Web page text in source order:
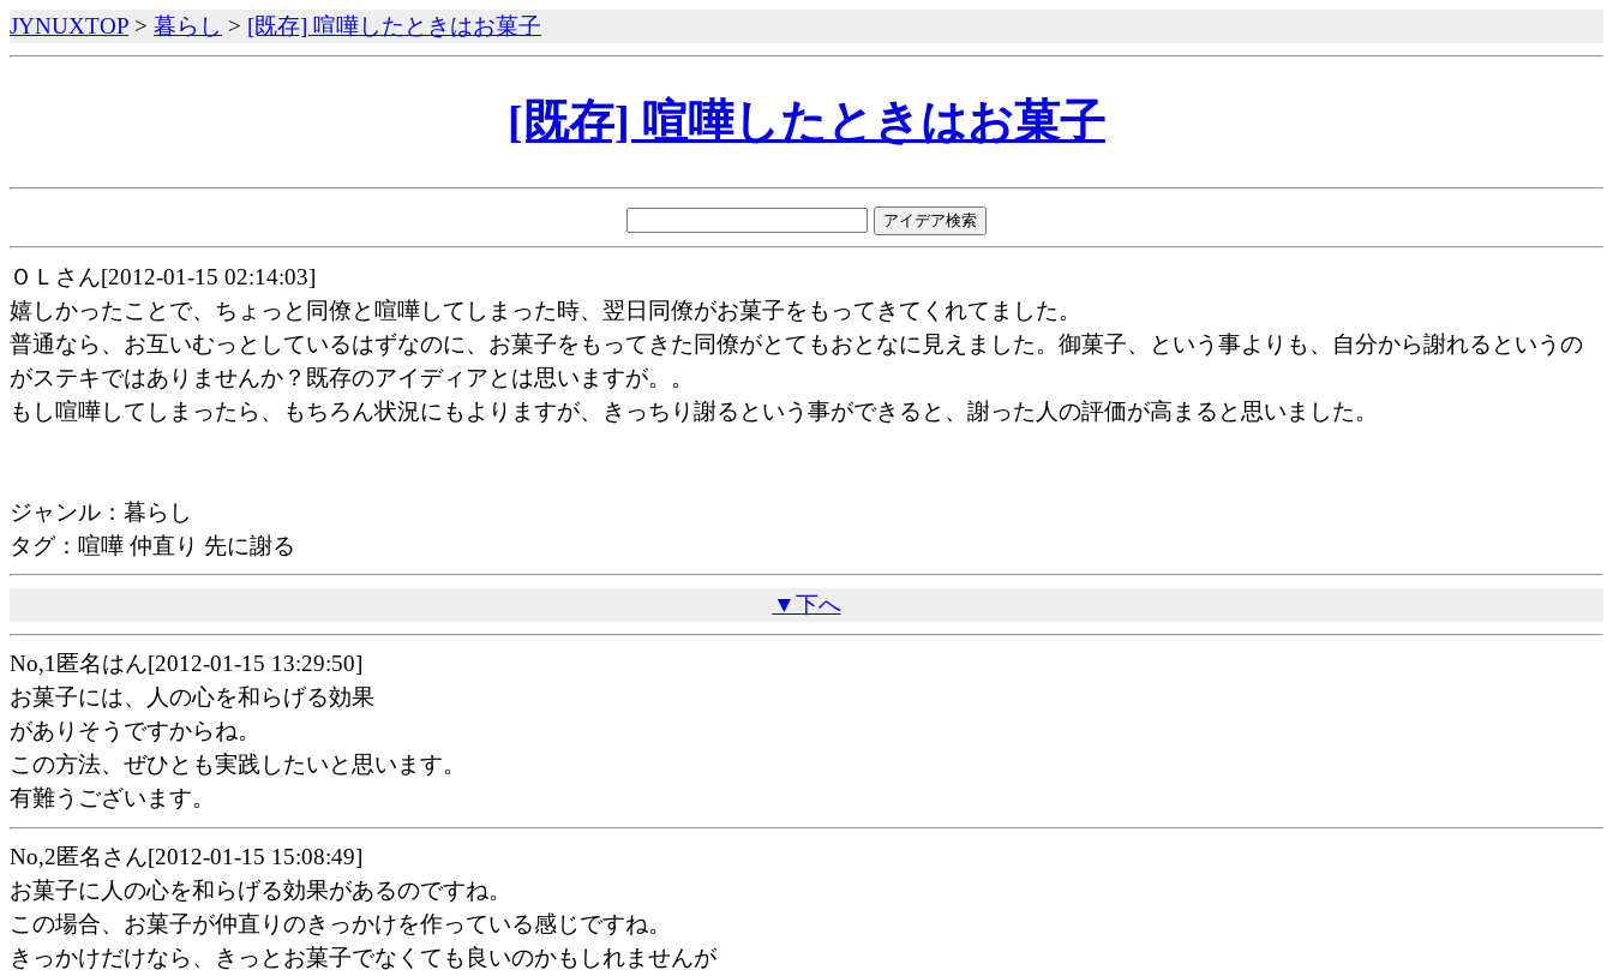
JYNUXTOP > 暮らし > [既存] 喧嘩したときはお菓子
[既存] 喧嘩したときはお菓子
ＯＬさん[2012-01-15 02:14:03]
嬉しかったことで、ちょっと同僚と喧嘩してしまった時、翌日同僚がお菓子をもってきてくれてました。
普通なら、お互いむっとしているはずなのに、お菓子をもってきた同僚がとてもおとなに見えました。御菓子、という事よりも、自分から謝れるというの
がステキではありませんか？既存のアイディアとは思いますが。。
もし喧嘩してしまったら、もちろん状況にもよりますが、きっちり謝るという事ができると、謝った人の評価が高まると思いました。
ジャンル：暮らし
タグ：喧嘩 仲直り 先に謝る
▼下へ
No,1匿名はん[2012-01-15 13:29:50]
お菓子には、人の心を和らげる効果
がありそうですからね。
この方法、ぜひとも実践したいと思います。
有難うございます。
No,2匿名さん[2012-01-15 15:08:49]
お菓子に人の心を和らげる効果があるのですね。
この場合、お菓子が仲直りのきっかけを作っている感じですね。
きっかけだけなら、きっとお菓子でなくても良いのかもしれませんが